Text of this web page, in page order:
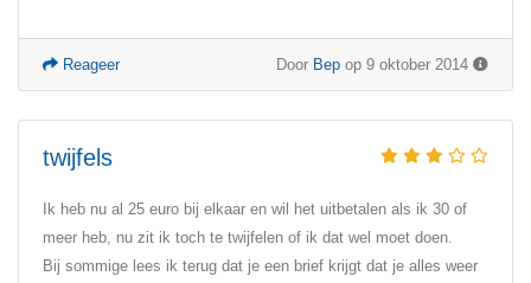
Door Bep op 9 oktober 2014
Reageer
twijfels
Ik heb nu al 25 euro bij elkaar en wil het uitbetalen als ik 30 of
meer heb, nu zit ik toch te twijfelen of ik dat wel moet doen.
Bij sommige lees ik terug dat je een brief krijgt dat je alles weer